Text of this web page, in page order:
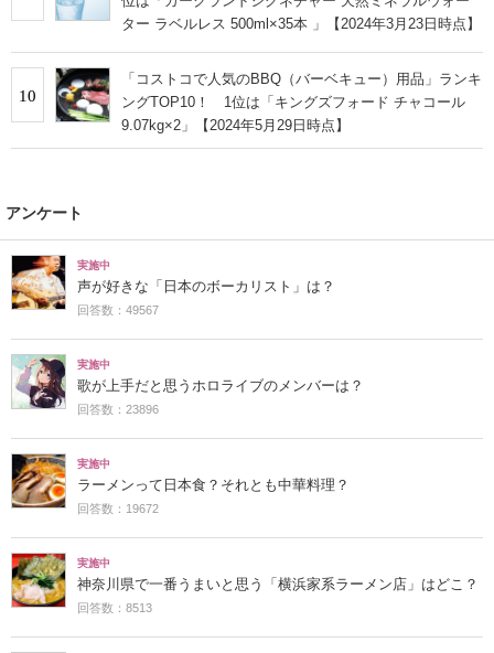
ター ラベルレス 500ml×35本 」【2024年3月23日時点】
10
「コストコで人気のBBQ（バーベキュー）用品」ランキ
ングTOP10！ 1位は「キングズフォード チャコール
9.07kg×2」【2024年5月29日時点】
アンケート
実施中
声が好きな「日本のボーカリスト」は？
回答数：49567
実施中
歌が上手だと思うホロライブのメンバーは？
回答数：23896
実施中
ラーメンって日本食？それとも中華料理？
回答数：19672
実施中
神奈川県で一番うまいと思う「横浜家系ラーメン店」はどこ？
回答数：8513